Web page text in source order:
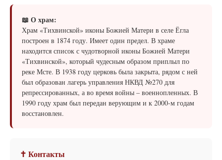
📖 О храм:
Храм «Тихвинской» иконы Божией Матери в селе Ёгла
построен в 1874 году. Имеет один предел. В храме
находится список с чудотворной иконы Божией Матери
«Тихвинской», который чудесным образом приплыл по
реке Мсте. В 1938 году церковь была закрыта, рядом с ней
был образован лагерь управления НКВД №270 для
репрессированных, а во время войны – военнопленных. В
1990 году храм был передан верующим и к 2000-м годам
восстановлен.
✝ Контакты